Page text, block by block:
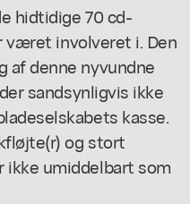
hidtidige 70 cd-
været involveret i. Den
af denne nyvundne
sandsynligvis ikke
kasse.
og stort
umiddelbart som